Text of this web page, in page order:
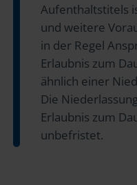
Aufenthaltstitels
und weitere
in der Regel
Erlaubnis zum
ähnlich einer
Die
Erlaubnis zum
unbefristet.